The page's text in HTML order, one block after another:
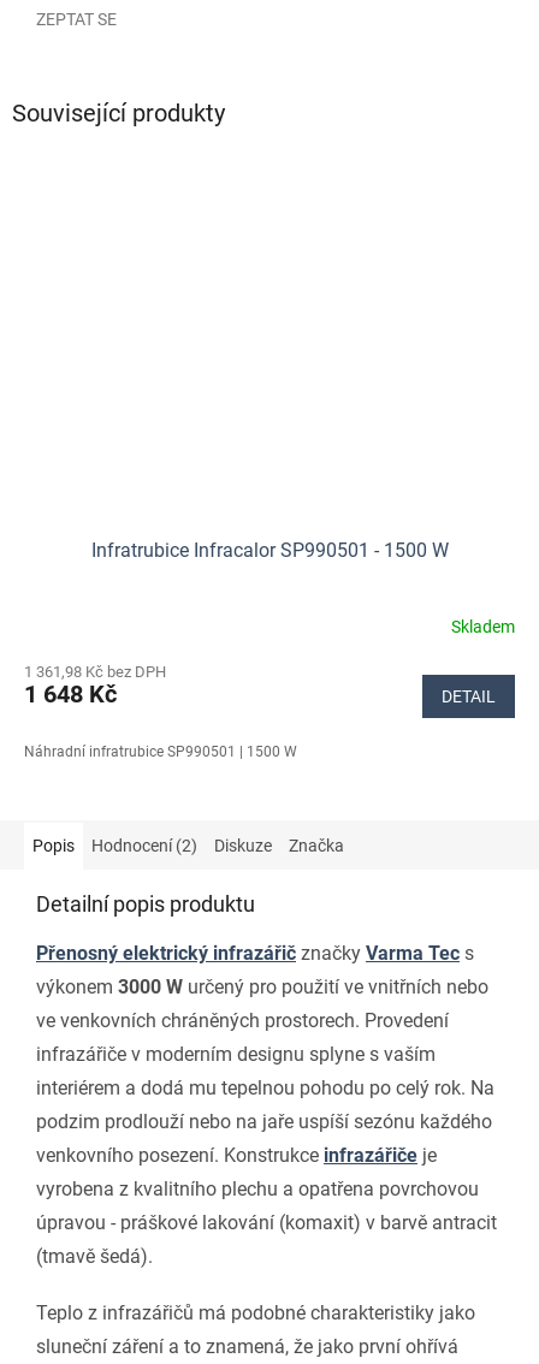
ZEPTAT SE
Související produkty
Infratrubice Infracalor SP990501 - 1500 W
produktu
je
z
Skladem
1 361,98 Kč bez DPH
1 648 Kč DETAIL
Náhradní infratrubice SP990501 | 1500 W
Popis Hodnocení (2) Diskuze Značka
Detailní popis produktu
Přenosný elektrický infrazářič značky Varma Tec s
výkonem 3000 W určený pro použití ve vnitřních nebo
ve venkovních chráněných prostorech. Provedení
infrazářiče v moderním designu splyne s vaším
interiérem a dodá mu tepelnou pohodu po celý rok. Na
podzim prodlouží nebo na jaře uspíší sezónu každého
venkovního posezení. Konstrukce infrazářiče je
vyrobena z kvalitního plechu a opatřena povrchovou
úpravou - práškové lakování (komaxit) v barvě antracit
(tmavě šedá).
Teplo z infrazářičů má podobné charakteristiky jako
sluneční záření a to znamená, že jako první ohřívá